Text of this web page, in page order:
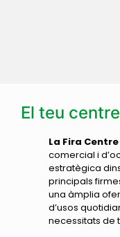
El teu
La Fira
comercial i
estratègica
principals
una àmplia
d’usos
necessitats de